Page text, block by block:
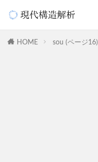
HOME sou (ページ16)